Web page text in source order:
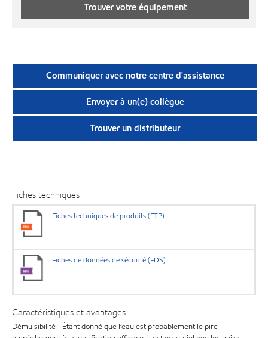
Trouver votre équipement
Communiquer avec notre centre d'assistance
Envoyer à un(e) collègue
Trouver un distributeur
Fiches techniques
Fiches techniques de produits (FTP)
Fiches de données de sécurité (FDS)
Caractéristiques et avantages
Démulsibilité - Étant donné que l’eau est probablement le pire